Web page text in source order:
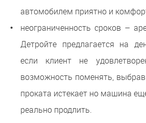
автомобилем приятно и
неограниченность сроков –
Детройте предлагается на
если клиент не
возможность поменять,
проката истекает но машина
реально продлить.